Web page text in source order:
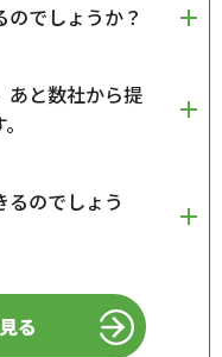
でしょうか？
あと数社から提
のでしょう
る